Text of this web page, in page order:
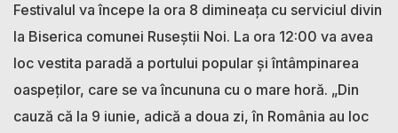
Festivalul va începe la ora 8 dimineața cu serviciul divin
la Biserica comunei Ruseștii Noi. La ora 12:00 va avea
loc vestita paradă a portului popular și întâmpinarea
oaspeților, care se va încununa cu o mare horă. „Din
cauză că la 9 iunie, adică a doua zi, în România au loc